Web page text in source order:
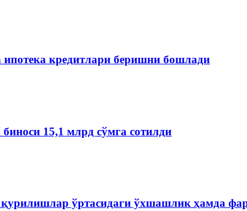
кредитлари беришни бошлади
15,1 млрд сўмга сотилди
қурилишлар ўртасидаги ўхшашлик ҳамда